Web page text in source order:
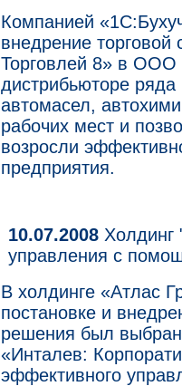
Компанией
внедрение
Торговлей 8» в ООО
дистрибьюторе
автомасел,
рабочих мест и
возросли
предприятия.
10.07.2008 Холдинг
управления с
В холдинге «Атлас
постановке и
решения был
«Инталев:
эффективного